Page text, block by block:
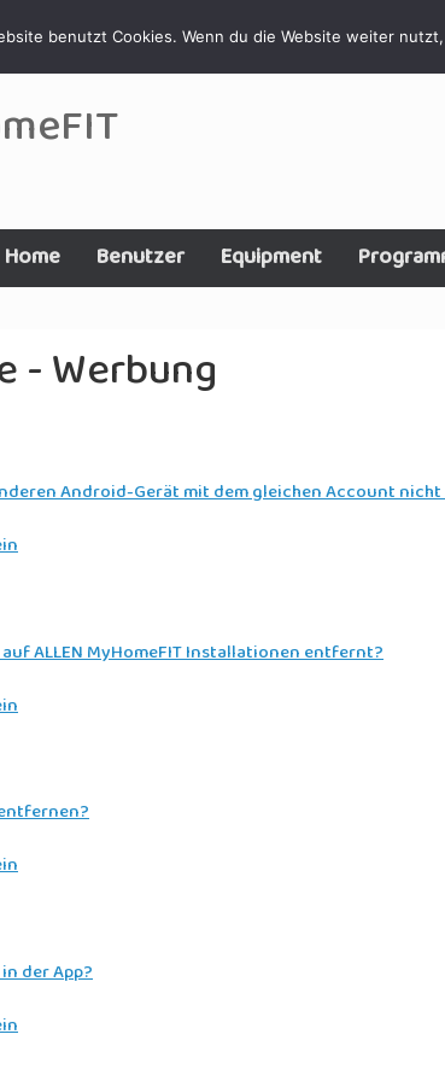
Home Benutzer Equipment
-Werbung
Android-Gerät mit dem gleichen Account
ALLEN MyHomeFIT Installationen entfernt?
der App?
benutzt Cookies. Wenn du die Website weiter